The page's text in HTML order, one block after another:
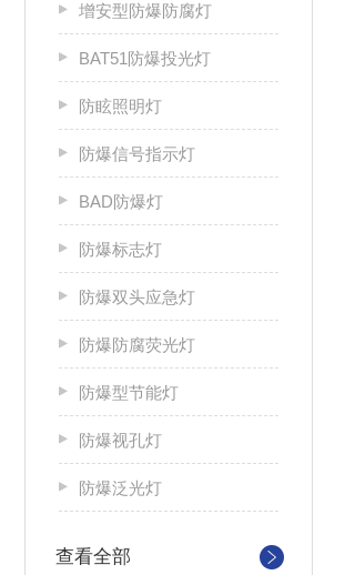
增安型防爆防腐灯
BAT51防爆投光灯
防眩照明灯
防爆信号指示灯
BAD防爆灯
防爆标志灯
防爆双头应急灯
防爆防腐荧光灯
防爆型节能灯
防爆视孔灯
防爆泛光灯
查看全部